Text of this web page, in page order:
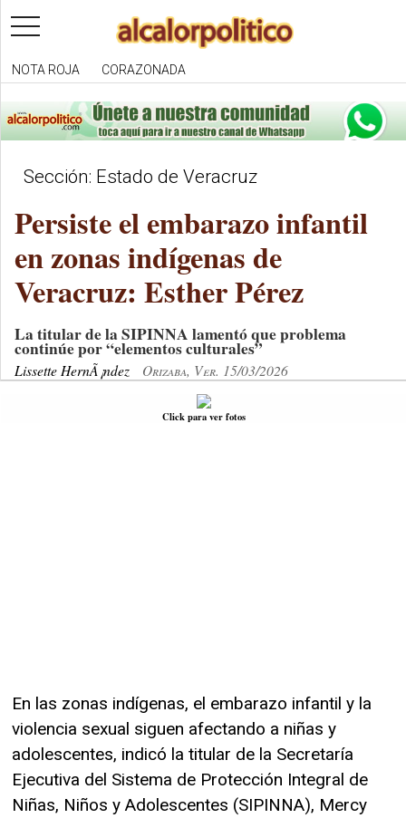
toggle
navigation
NOTA ROJA CORAZONADA
Sección: Estado de Veracruz
Persiste el embarazo infantil
en zonas indígenas de
Veracruz: Esther Pérez
La titular de la SIPINNA lamentó que problema
continúe por “elementos culturales”
Lissette HernÃ¡ndez Orizaba, Ver. 15/03/2026
Click para ver fotos
En las zonas indígenas, el embarazo infantil y la
violencia sexual siguen afectando a niñas y
adolescentes, indicó la titular de la Secretaría
Ejecutiva del Sistema de Protección Integral de
Niñas, Niños y Adolescentes (SIPINNA), Mercy